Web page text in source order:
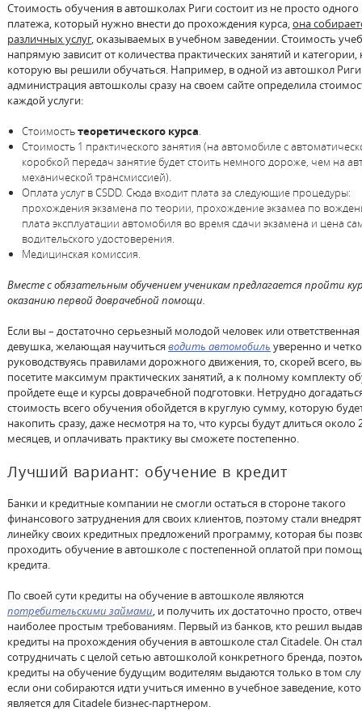
Стоимость обучения в автошколах Риги состоит из не просто одного
платежа, который нужно внести до прохождения курса,она
различных услуг, оказываемых в учебном заведении. Стоимость
напрямую зависит от количества практических занятий и категории,
которую вы решили обучаться. Например, в одной из автошкол Риги
администрация автошколы сразу на своем сайте определила
каждой услуги:
Стоимостьтеоретического курса.
Стоимость 1 практического занятия (на автомобиле с
коробкой передач занятие будет стоить немного дороже, чем на
механической трансмиссией).
Оплата услуг в CSDD. Сюда входит плата за следующие процедуры:
прохождения экзамена по теории, прохождение экзамеа по
плата эксплуатации автомобиля во время сдачи экзамена и цена
водительского удостоверения.
Медицинская комиссия.
Вместе с обязательным обучением ученикам предлагается пройти
оказанию первой доврачебной помощи.
Если вы – достаточно серьезный молодой человек или ответственная
девушка, желающая научиться водить автомобиль уверенно и
руководствуясь правилами дорожного движения, то, скорей всего,
посетите максимум практических занятий, а к полному комплекту
пройдете еще и курсы доврачебной подготовки. Нетрудно
стоимость всего обучения обойдется в круглую сумму, которую
накопить сразу, даже несмотря на то, что курсы будут длиться около
месяцев, и оплачивать практику вы сможете постепенно.
Лучший вариант: обучение в кредит
Банки и кредитные компании не смогли остаться в стороне такого
финансового затруднения для своих клиентов, поэтому стали
линейку своих кредитных предложений программу, которая бы
проходить обучение в автошколе с постепенной оплатой при
кредита.
По своей сути кредиты на обучение в автошколе являются
потребительскими займами, и получить их достаточно просто,
наиболее простым требованиям. Первый из банков, кто решил
кредиты на прохождения обучения в автошколе стал Citadele. Он стал
сотрудничать с целой сетью автошколой конкретного бренда,
кредиты на обучение будущим водителям выдаются только в том
если они собираются идти учиться именно в учебное заведение,
является для Citadele бизнес-партнером.